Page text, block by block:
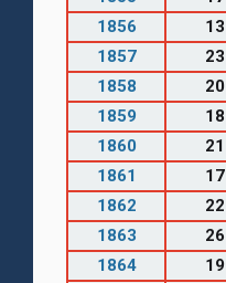
1856
13
1857
23
1858
20
1859
18
1860
21
1861
17
1862
22
1863
26
1864
19